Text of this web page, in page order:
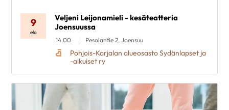
9
elo
Veljeni Leijonamieli - kesäteatteria
Joensuussa
14.00 Pesolantie 2, Joensuu
Pohjois-Karjalan alueosasto Sydänlapset ja
-aikuiset ry